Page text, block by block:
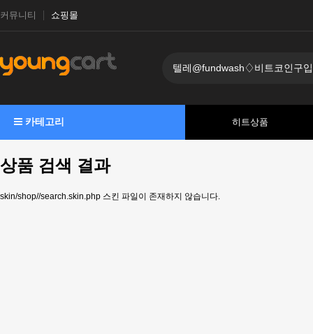
커뮤니티 쇼핑몰
카테고리 히트상품
상품 검색 결과
skin/shop//search.skin.php 스킨 파일이 존재하지 않습니다.